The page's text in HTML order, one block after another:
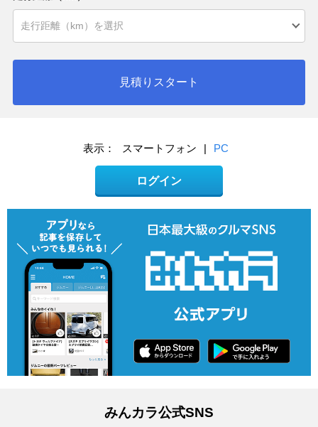
見積りスタート
表示： スマートフォン | PC
ログイン
みんカラ公式SNS